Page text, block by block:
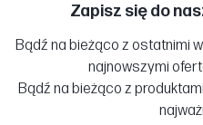
Zapisz się do
Bądź na bieżąco z ostatnimi
najnowszymi
Bądź na bieżąco z